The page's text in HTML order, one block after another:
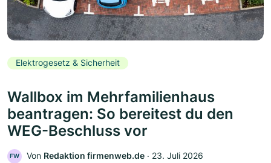
Elektrogesetz & Sicherheit
Wallbox im Mehrfamilienhaus
beantragen: So bereitest du den
WEG-Beschluss vor
FW Von Redaktion firmenweb.de ‧ 23. Juli 2026